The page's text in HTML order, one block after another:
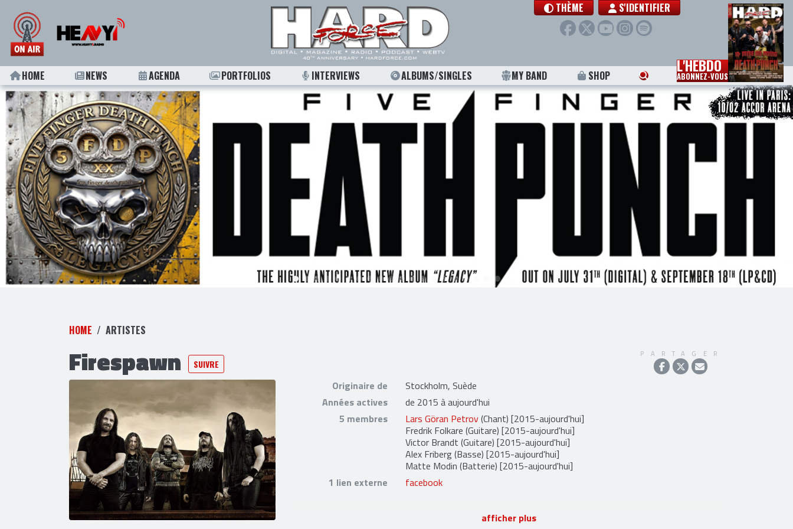
THÈME S'IDENTIFIER
HOME NEWS AGENDA PORTFOLIOS INTERVIEWS ALBUMS/SINGLES MY BAND SHOP L'HEBDO
ABONNEZ-VOUS
HOME ARTISTES
Firespawn SUIVRE
PARTAGER
Originaire de
Stockholm, Suède
Années actives
de 2015 à aujourd'hui
5 membres
Lars Göran Petrov(Chant) [2015-aujourd'hui]
Fredrik Folkare (Guitare) [2015-aujourd'hui]
Victor Brandt (Guitare) [2015-aujourd'hui]
Alex Friberg(Basse) [2015-aujourd'hui]
Matte Modin (Batterie) [2015-aujourd'hui]
1 lien externe
facebook
afficher plus